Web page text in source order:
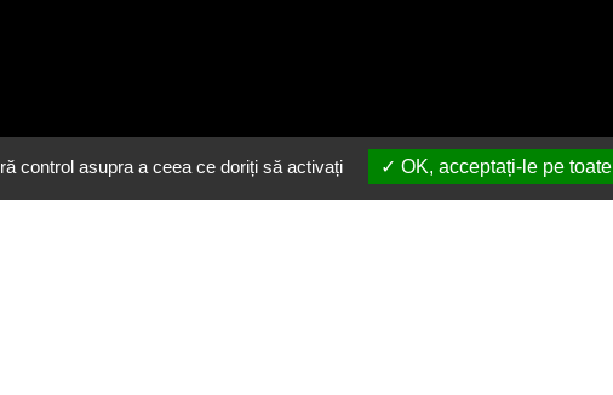
control asupra a ceea ce doriți să activați OK, acceptați-le pe toate